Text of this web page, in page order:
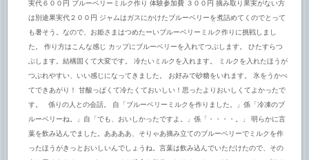
実代６００円 ブルーベリーミルク作り 体験参加費 ３００円 摘み取り果実がない方
は別途果実代２００円 ジャムはガスにかけたブルーベリーを煮詰めてくのでとって
も暑そう。なので、お姫さまはつめたーいブルーベリーミルク作りに挑戦しまし
た。 作り方はこんな感じ カップにブルーベリーを入れてつぶします。 ひたすらつ
ぶします。結構固くて大変です。 冷たいミルクを入れます。 ミルクを入れたほうが
つぶれやすい、いい感じになってきました。 お好みで砂糖をいれます。 氷をうかべ
てできあがり！ 甘酸っぱくて冷たくておいしい！思ったよりおいしくてよかったで
す。 係りの人との会話。 自「ブルーベリーミルクを作りました。」係「冷凍のブ
ルーベリーね。」自「でも、おいしかったですよ。」係「・・・・。」 明らかに言
葉を飲み込んでました。ああああ、そりゃあ摘み立てのブルーベリーでミルクを作
ったほうがきっとおいしいんでしょうね。言葉は飲み込んでいただけたので、その